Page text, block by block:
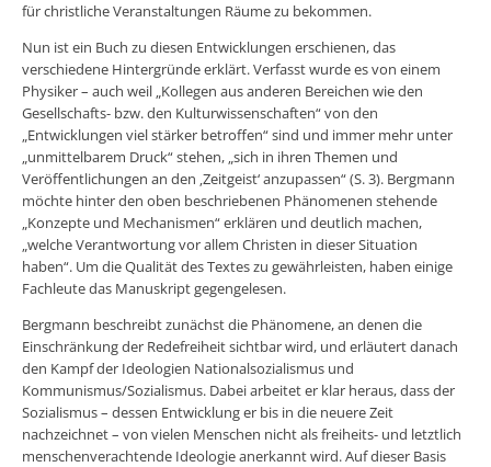
für christliche Veranstaltungen Räume zu bekommen.
Nun ist ein Buch zu diesen Entwicklungen erschienen, das
verschiedene Hintergründe erklärt. Verfasst wurde es von einem
Physiker – auch weil „Kollegen aus anderen Bereichen wie den
Gesellschafts- bzw. den Kulturwissenschaften“ von den
„Entwicklungen viel stärker betroffen“ sind und immer mehr unter
„unmittelbarem Druck“ stehen, „sich in ihren Themen und
Veröffentlichungen an den ‚Zeitgeist‘ anzupassen“ (S. 3). Bergmann
möchte hinter den oben beschriebenen Phänomenen stehende
„Konzepte und Mechanismen“ erklären und deutlich machen,
„welche Verantwortung vor allem Christen in dieser Situation
haben“. Um die Qualität des Textes zu gewährleisten, haben einige
Fachleute das Manuskript gegengelesen.
Bergmann beschreibt zunächst die Phänomene, an denen die
Einschränkung der Redefreiheit sichtbar wird, und erläutert danach
den Kampf der Ideologien Nationalsozialismus und
Kommunismus/Sozialismus. Dabei arbeitet er klar heraus, dass der
Sozialismus – dessen Entwicklung er bis in die neuere Zeit
nachzeichnet – von vielen Menschen nicht als freiheits- und letztlich
menschenverachtende Ideologie anerkannt wird. Auf dieser Basis